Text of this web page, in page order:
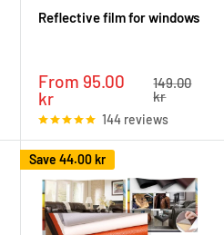
Reflective film for windows
Sale
price
From 95.00
kr
Regular
price
149.00
kr
144 reviews
Save 44.00 kr